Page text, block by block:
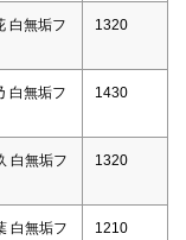
白無垢フ
1320
白無垢フ
1430
白無垢フ
1320
白無垢フ
1210